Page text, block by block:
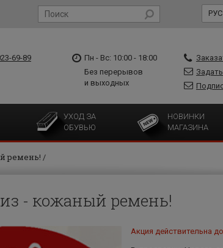
РУС
69-89
Пн - Вс: 10:00 - 18:00
Без перерывов
и выходных
УХОД ЗА
ОБУВЬЮ
НОВИНКИ
МАГАЗИНА
ремень!
- кожаный ремень!
Акция действительна